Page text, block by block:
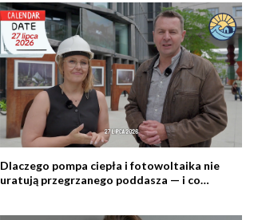
Dlaczego pompa ciepła i fotowoltaika nie
uratują przegrzanego poddasza — i co